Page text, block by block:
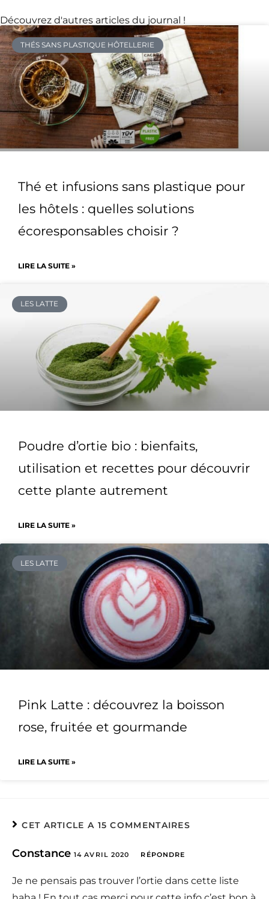
Découvrez d'autres articles du journal !
THÉS SANS PLASTIQUE HÔTELLERIE
Thé et infusions sans plastique pour
les hôtels : quelles solutions
écoresponsables choisir ?
LIRE LA SUITE »
LES LATTE
Poudre d’ortie bio : bienfaits,
utilisation et recettes pour découvrir
cette plante autrement
LIRE LA SUITE »
LES LATTE
Pink Latte : découvrez la boisson
rose, fruitée et gourmande
LIRE LA SUITE »
CET ARTICLE A 15 COMMENTAIRES
Constance 14 AVRIL 2020 RÉPONDRE
Je ne pensais pas trouver l’ortie dans cette liste